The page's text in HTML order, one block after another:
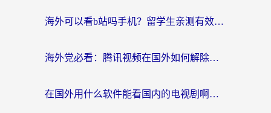
海外可以看b站吗手机？留学生亲测有效的回国加速指南
海外党必看：腾讯视频在国外如何解除地域限制？附优酷咪咕使用指南
在国外用什么软件能看国内的电视剧啊？留学生亲测有效的回国加速方案